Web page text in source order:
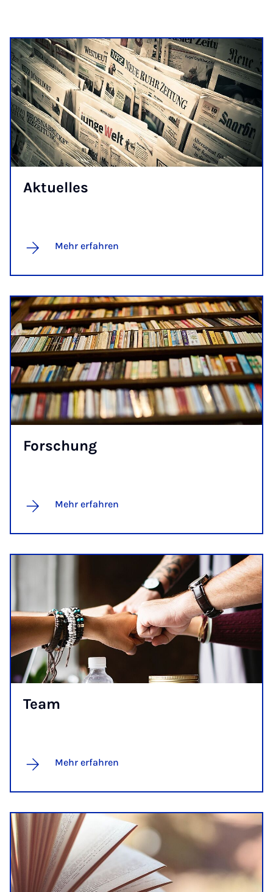
Ak­tu­el­les
Mehr erfahren
For­schung
Mehr erfahren
Team
Mehr erfahren